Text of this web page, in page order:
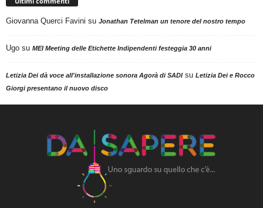
Giovanna Querci Favini su Jonathan Tetelman un tenore del nostro tempo
Ugo su MEI Meeting delle Etichette Indipendenti festeggia 30 anni
Letizia Dei dà voce all'installazione sonora Agorà di SADIsu Letizia Dei e Rocco
Giorgi presentano il nuovo disco